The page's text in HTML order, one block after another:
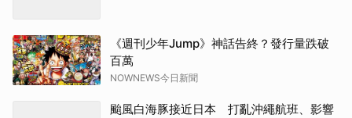
《週刊少年Jump》神話告終？發行量跌破
百萬
NOWNEWS今日新聞
颱風白海豚接近日本 打亂沖繩航班、影響